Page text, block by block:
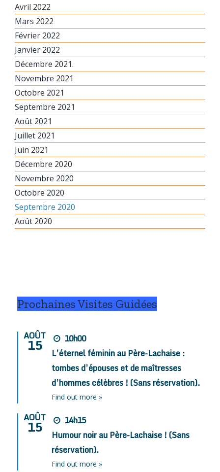
Avril 2022
Mars 2022
Février 2022
Janvier 2022
Décembre 2021.
Novembre 2021
Octobre 2021
Septembre 2021
Août 2021
Juillet 2021
Juin 2021
Décembre 2020
Novembre 2020
Octobre 2020
Septembre 2020
Août 2020
Prochaines Visites Guidées
AOÛT
15
10h00
L’éternel féminin au Père-Lachaise :
tombes d’épouses et de maîtresses
d’hommes célèbres ! (Sans réservation).
Find out more »
AOÛT
15
14h15
Humour noir au Père-Lachaise ! (Sans
réservation).
Find out more »